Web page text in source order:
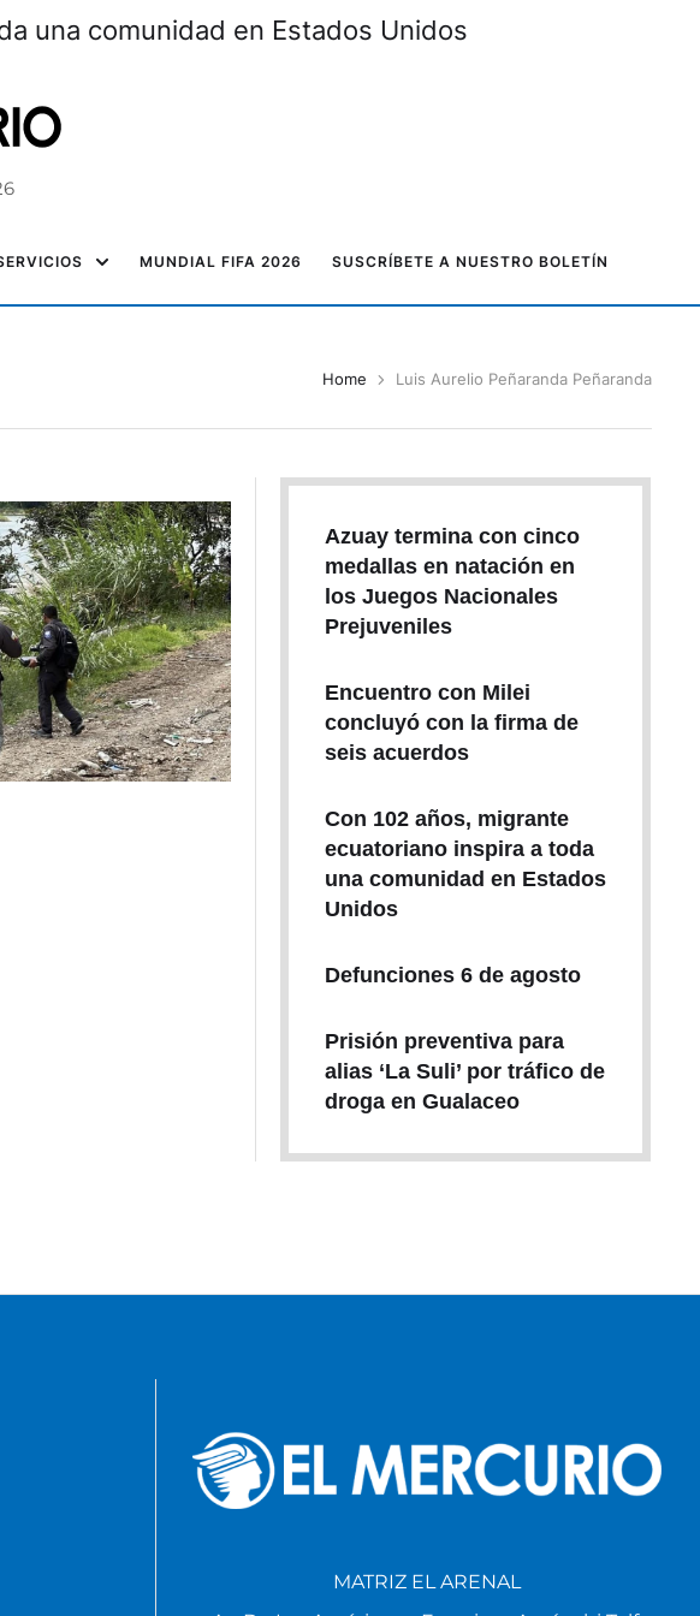
una comunidad en Estados Unidos
MUNDIAL FIFA 2026 SUSCRÍBETE A NUESTRO BOLETÍN
Home Luis Aurelio Peñaranda Peñaranda
Azuay termina con cinco
medallas en natación en
los Juegos Nacionales
Prejuveniles
Encuentro con Milei
concluyó con la firma de
seis acuerdos
Con 102 años, migrante
ecuatoriano inspira a toda
una comunidad en Estados
Unidos
Defunciones 6 de agosto
Prisión preventiva para
alias ‘La Suli’ por tráfico de
droga en Gualaceo
MATRIZ EL ARENAL